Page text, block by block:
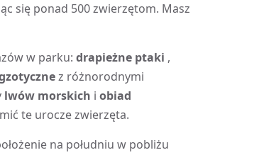
się ponad 500 zwierzętom. Masz
w parku: drapieżne ptaki ,
z różnorodnymi
lwów morskich i obiad
te urocze zwierzęta.
na południu w pobliżu